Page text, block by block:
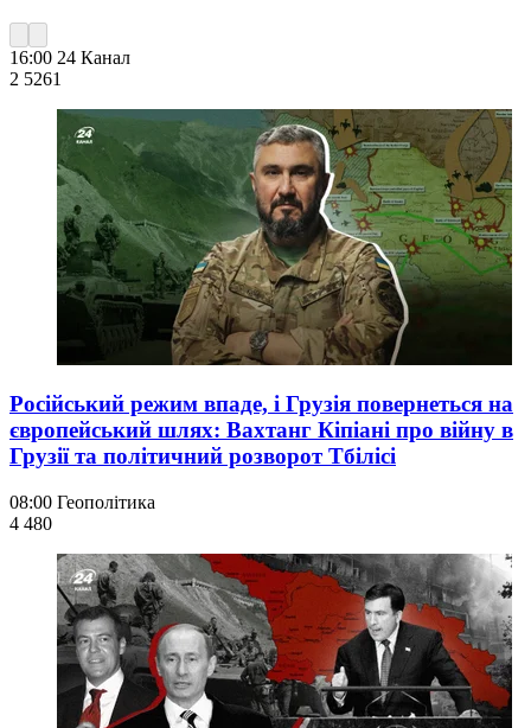
16:00 24 Канал
2 5261
Російський режим впаде, і Грузія повернеться на
європейський шлях: Вахтанг Кіпіані про війну в
Грузії та політичний розворот Тбілісі
08:00 Геополітика
4 480